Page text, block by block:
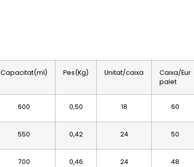
Capacitat(ml) Pes(Kg) Unitat/caixa
Caixa/Eur
palet
600 0,50 18 60
550 0,42 24 50
700 0,46 24 48